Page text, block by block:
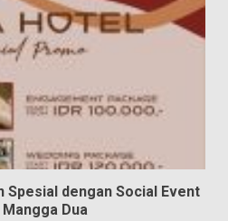
Spesial dengan Social Event
Dua